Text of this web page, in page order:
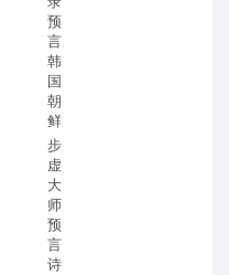
预
言
韩
国
朝
鲜
步
虚
大
师
预
言
诗